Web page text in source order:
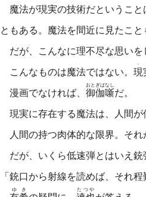
魔法が現実の技術だということ
ともある。魔法を間近に見たこと
だが、こんなに理不尽な思いを
こんなものは魔法ではない。 現
・
漫画でなければ、 御伽噺
おとぎばなし
だ。
現実に存在する魔法は、人間が
人間の持つ肉体的な限界。それ
だが、いくら低速弾とはいえ銃
「銃口から射線を読めば、それ程
ゆき たつや